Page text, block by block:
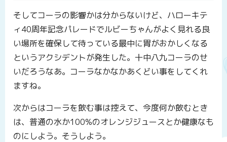
そしてコーラの影響かは分からないけど、ハローキテ
ィ40周年記念パレードでルビーちゃんがよく見れる良
い場所を確保して待っている最中に胃がおかしくなる
というアクシデントが発生した。十中八九コーラのせ
いだろうなあ。コーラなかなかあくどい事をしてくれ
ますね。
次からはコーラを飲む事は控えて、今度何か飲むとき
は、普通の水か100%のオレンジジュースとか健康なも
のにしよう。そうしよう。